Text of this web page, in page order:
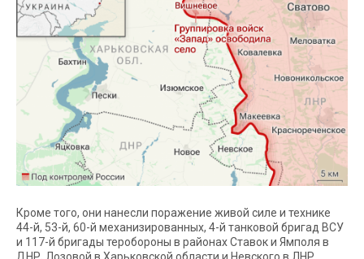
Кроме того, они нанесли поражение живой силе и технике
44-й, 53-й, 60-й механизированных, 4-й танковой бригад ВСУ
и 117-й бригады теробороны в районах Ставок и Ямполя в